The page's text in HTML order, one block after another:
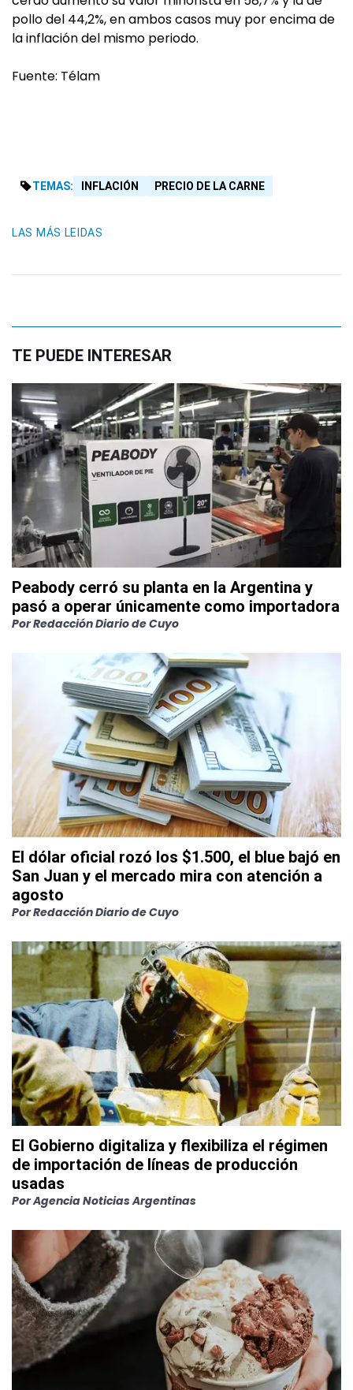
pollo del 44,2%, en ambos casos muy por encima de
la inflación del mismo periodo.
Fuente: Télam
TEMAS: INFLACIÓN PRECIO DE LA CARNE
LAS MÁS LEIDAS
TE PUEDE INTERESAR
Peabody cerró su planta en la Argentina y
pasó a operar únicamente como importadora
PorRedacción Diario de Cuyo
El dólar oficial rozó los $1.500, el blue bajó en
San Juan y el mercado mira con atención a
agosto
PorRedacción Diario de Cuyo
El Gobierno digitaliza y flexibiliza el régimen
de importación de líneas de producción
usadas
PorAgencia Noticias Argentinas